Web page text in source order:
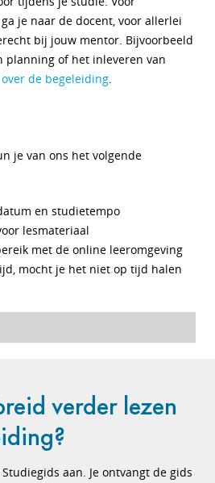
je naar de docent, voor allerlei
bij jouw mentor. Bijvoorbeeld
planning of het inleveren van
over de begeleiding.
je van ons het volgende
en studietempo
lesmateriaal
met de online leeromgeving
mocht je het niet op tijd halen
verder lezen
aan. Je ontvangt de gids